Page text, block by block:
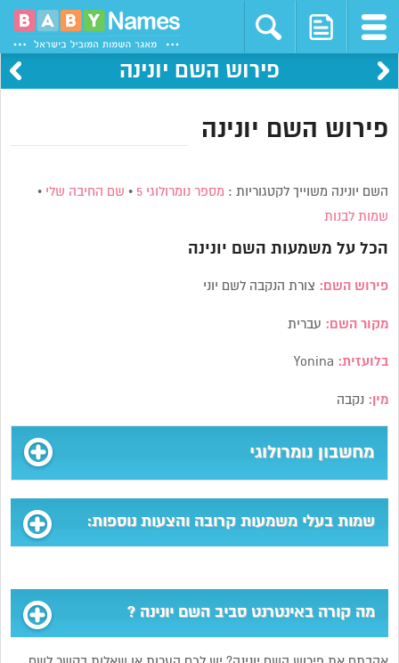
פירוש השם יונינה
פירוש השם יונינה
השם יונינה משוייך לקטגוריות : מספר נומרולוגי 5 • שם החיבה שלי •
שמות לבנות
הכל על משמעות השם יונינה
פירוש השם: צורת הנקבה לשם יוני
מקור השם: עברית
בלועזית:
מין: נקבה
מחשבון נומרולוגי
שמות בעלי משמעות קרובה והצעות נוספות:
מה קורה באינטרנט סביב השם יונינה ?